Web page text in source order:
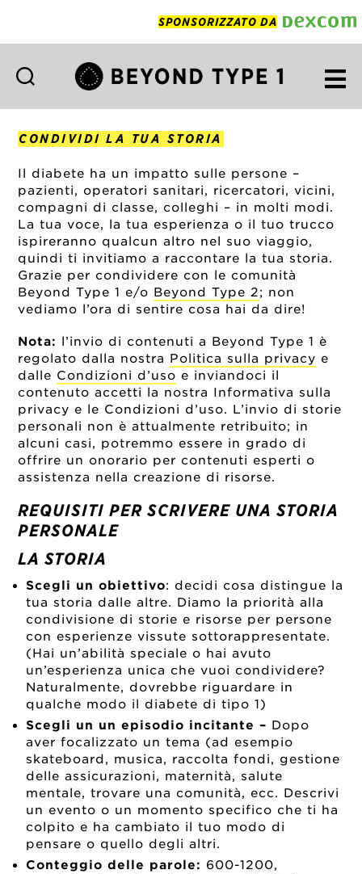
SPONSORIZZATO DA
1
CONDIVIDI LA TUA STORIA
Il diabete ha un impatto sulle persone –
pazienti, operatori sanitari, ricercatori, vicini,
compagni di classe, colleghi – in molti modi.
La tua voce, la tua esperienza o il tuo trucco
ispireranno qualcun altro nel suo viaggio,
quindi ti invitiamo a raccontare la tua storia.
Grazie per condividere con le comunità
Beyond Type 1 e/o Beyond Type 2; non
vediamo l’ora di sentire cosa hai da dire!
Nota: l’invio di contenuti a Beyond Type 1 è
regolato dalla nostra Politica sulla privacy e
dalle Condizioni d’uso e inviandoci il
contenuto accetti la nostra Informativa sulla
privacy e le Condizioni d’uso. L’invio di storie
personali non è attualmente retribuito; in
alcuni casi, potremmo essere in grado di
offrire un onorario per contenuti esperti o
assistenza nella creazione di risorse.
REQUISITI PER SCRIVERE UNA STORIA
PERSONALE
LA STORIA
Scegli un obiettivo: decidi cosa distingue la
tua storia dalle altre. Diamo la priorità alla
condivisione di storie e risorse per persone
con esperienze vissute sottorappresentate.
(Hai un’abilità speciale o hai avuto
un’esperienza unica che vuoi condividere?
Naturalmente, dovrebbe riguardare in
qualche modo il diabete di tipo 1)
Scegli un un episodio incitante – Dopo
aver focalizzato un tema (ad esempio
skateboard, musica, raccolta fondi, gestione
delle assicurazioni, maternità, salute
mentale, trovare una comunità, ecc. Descrivi
un evento o un momento specifico che ti ha
colpito e ha cambiato il tuo modo di
pensare o quello degli altri.
Conteggio delle parole: 600-1200,